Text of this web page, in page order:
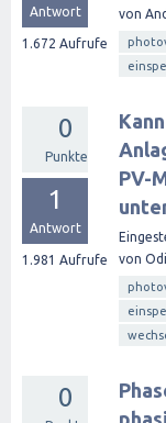
Antwort
1.672 Aufrufe
von
0
Punkte
1
Antwort
1.981 Aufrufe
PV-
von
0